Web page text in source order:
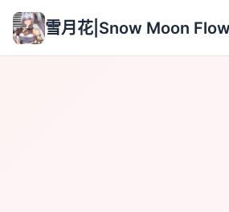
雪月花|Snow Moon